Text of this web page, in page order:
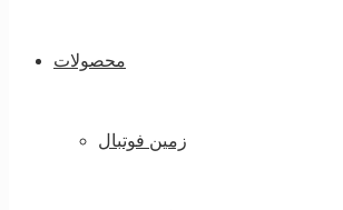
محصولات
زمین فوتبال